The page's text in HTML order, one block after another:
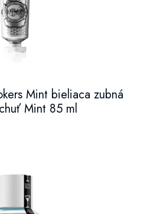
Mint bieliaca zubná
Mint 85 ml